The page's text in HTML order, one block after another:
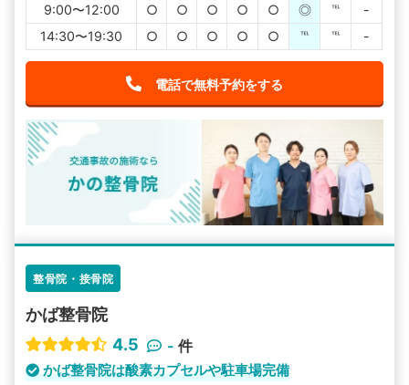
9:00〜12:00
○ ○ ○ ○ ○ ◎ ℡
-
14:30〜19:30
○ ○ ○ ○ ○ ℡ ℡ -
電話で無料予約をする
整骨院・接骨院
かば整骨院
4.5
- 件
かば整骨院は酸素カプセルや駐車場完備